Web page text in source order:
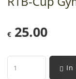
€ 25.00
In